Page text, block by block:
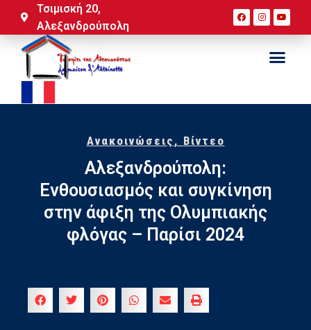
Τσιμισκή 20,
Αλεξανδρούπολη
Ανακοινώσεις , Βίντεο
Αλεξανδρούπολη:
Ενθουσιασμός και συγκίνηση
στην άφιξη της Ολυμπιακής
φλόγας – Παρίσι 2024